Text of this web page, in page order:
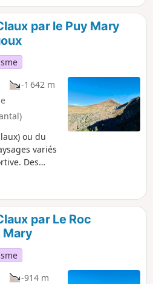
par le Puy Mary
-1 642 m
ou du
variés
Des
et
pour
par Le Roc
Mary
-914 m